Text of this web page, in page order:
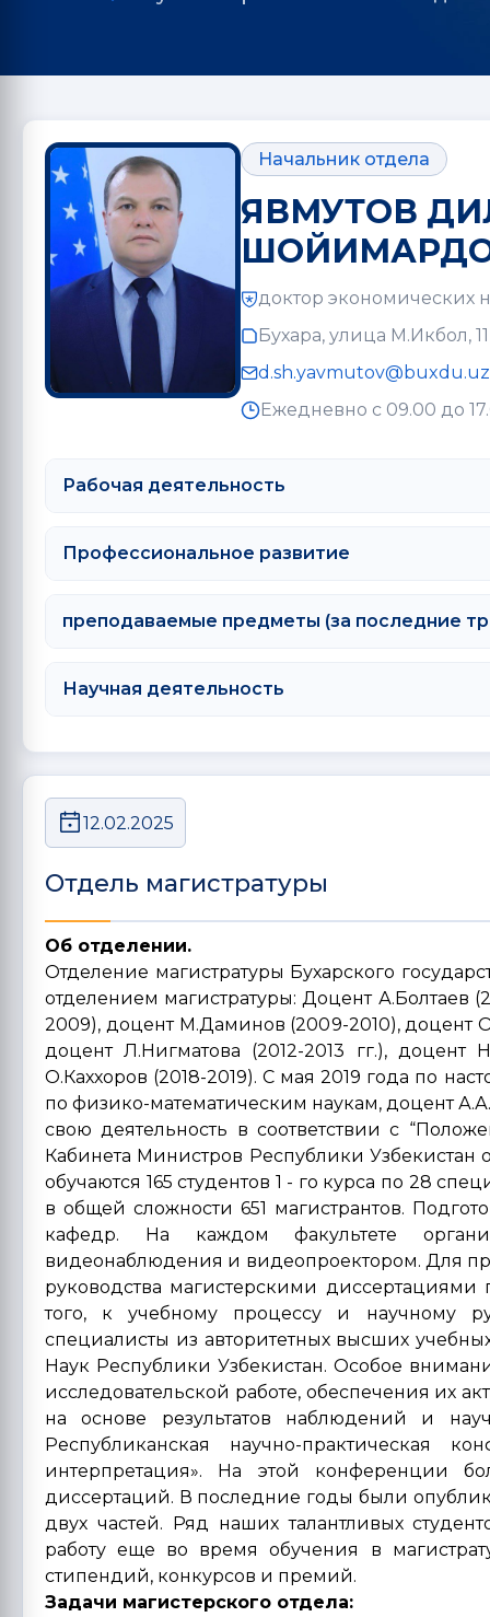
Начальник отдела
ЯВМУТОВ
доктор экономических
Бухара, улица М.Икбол, 11
d.sh.yavmutov@buxdu.uz
Ежедневно с 09.00 до
Рабочая деятельность
Профессиональное развитие
преподаваемые предметы (за последние
Научная деятельность
12.02.2025
Отдель магистратуры
Об отделении.
Отделение магистратуры Бухарского
отделением магистратуры: Доцент
2009), доцент М.Даминов (2009-2010), доцент
доцент Л.Нигматова (2012-2013 гг.), доцент
О.Каххоров (2018-2019). С мая 2019 года по
по физико-математическим наукам, доцент
свою деятельность в соответствии с
Кабинета Министров Республики Узбекистан
обучаются 165 студентов 1 - го курса по 28
в общей сложности 651 магистрантов.
кафедр. На каждом факультете
видеонаблюдения и видеопроектором. Для
руководства магистерскими
того, к учебному процессу и научному
специалисты из авторитетных высших
Наук Республики Узбекистан. Особое
исследовательской работе, обеспечения их
на основе результатов наблюдений и
Республиканская научно-
интерпретация». На этой конференции
диссертаций. В последние годы были
двух частей. Ряд наших талантливых
работу еще во время обучения в
стипендий, конкурсов и премий.
Задачи магистерского отдела: